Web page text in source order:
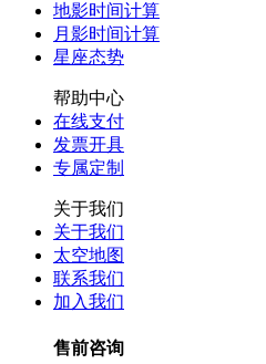
地影时间计算
月影时间计算
星座态势
帮助中心
在线支付
发票开具
专属定制
关于我们
关于我们
太空地图
联系我们
加入我们
售前咨询